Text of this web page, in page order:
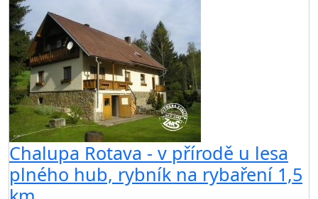
Chalupa Rotava - v přírodě u lesa
plného hub, rybník na rybaření 1,5